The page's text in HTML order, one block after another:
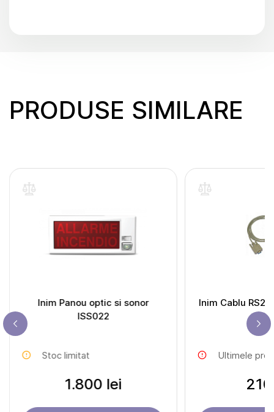
PRODUSE SIMILARE
Inim Panou optic si sonor
ISS022
Stoc limitat
1.800 lei
Inim Cablu
Ultimele